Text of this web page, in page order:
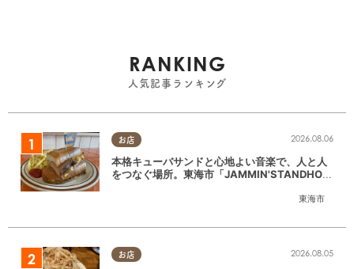
RANKING
人気記事ランキング
お店
東海市
2026.08.06
本格キューバサンドと心地よい音楽で、人と人
をつなぐ場所。東海市「JAMMIN'STANDHOU
お店 2026.08.05